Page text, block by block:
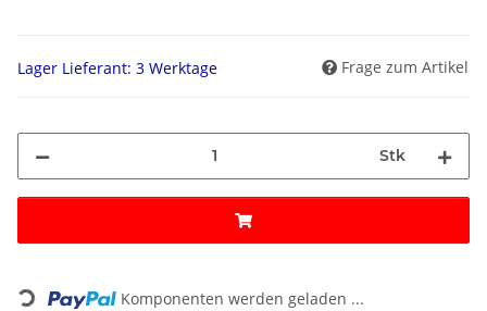
Lager Lieferant: 3 Werktage Frage zum Artikel
Stk
Komponenten werden geladen ...